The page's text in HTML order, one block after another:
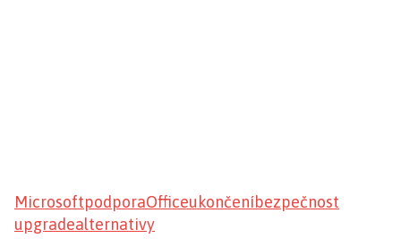
MicrosoftpodporaOfficeukončeníbezpečnost
upgradealternativy